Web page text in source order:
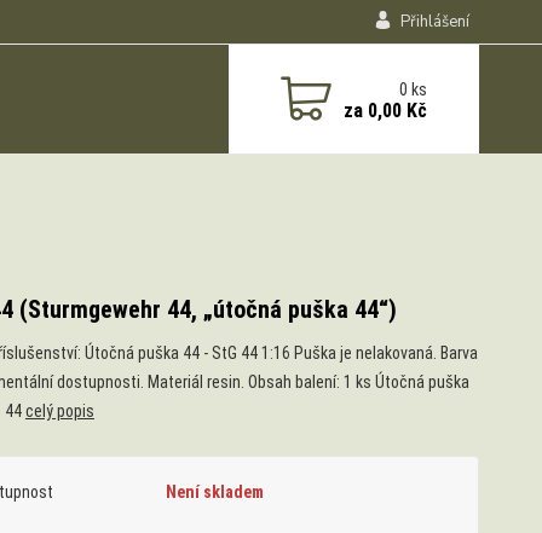
Přihlášení
0ks
za 0,00 Kč
(Sturmgewehr 44, „útočná puška 44“)
Útočná puška 44 - StG 44 1:16 Puška je nelakovaná. Barva
dostupnosti. Materiál resin. Obsah balení: 1 ks Útočná puška
44celý popis
Není skladem